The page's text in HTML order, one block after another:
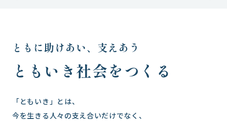
ともに助けあい、支えあう
ともいき社会をつくる
「ともいき」とは、
今を生きる人々の支え合いだけでなく、